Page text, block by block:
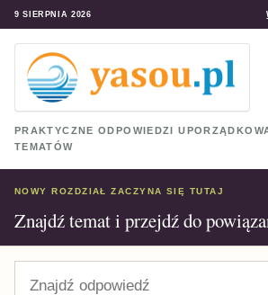
9 SIERPNIA 2026
PRAKTYCZNE ODPOWIEDZI
TEMATÓW
NOWY ROZDZIAŁ ZACZYNA SIĘ TUTAJ
Znajdź temat i przejdź do